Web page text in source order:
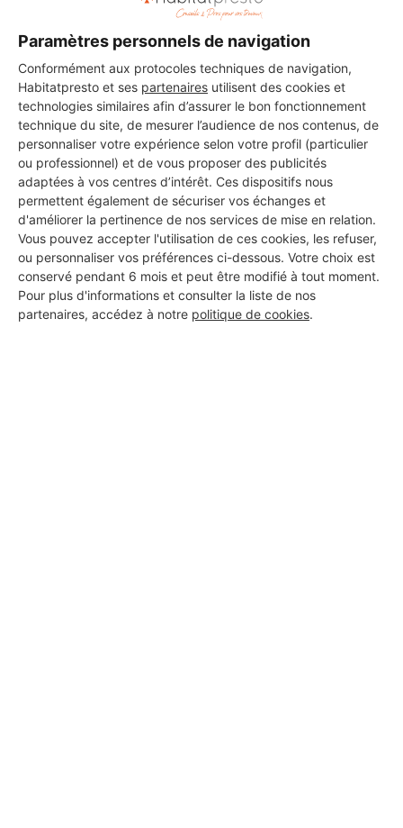
Paramètres personnels de navigation
Conformément aux protocoles techniques de navigation,
Habitatpresto et ses partenaires utilisent des cookies et
technologies similaires afin d’assurer le bon fonctionnement
technique du site, de mesurer l’audience de nos contenus, de
personnaliser votre expérience selon votre profil (particulier
ou professionnel) et de vous proposer des publicités
adaptées à vos centres d’intérêt. Ces dispositifs nous
permettent également de sécuriser vos échanges et
d'améliorer la pertinence de nos services de mise en relation.
Vous pouvez accepter l'utilisation de ces cookies, les refuser,
ou personnaliser vos préférences ci-dessous. Votre choix est
conservé pendant 6 mois et peut être modifié à tout moment.
Pour plus d'informations et consulter la liste de nos
partenaires, accédez à notre politique de cookies.
Les 1 autres Couvreurs pour
vos travaux à Loos-en-
Gohelle
DUHAMEL
Loos-en-Gohelle
9 ans d'expérience
Voir sa fiche